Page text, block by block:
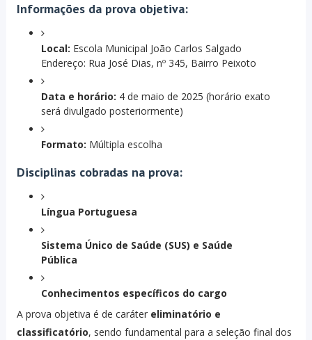
Informações da prova objetiva:
Local: Escola Municipal João Carlos Salgado
Endereço: Rua José Dias, nº 345, Bairro Peixoto
Data e horário: 4 de maio de 2025 (horário exato
será divulgado posteriormente)
Formato: Múltipla escolha
Disciplinas cobradas na prova:
Língua Portuguesa
Sistema Único de Saúde (SUS) e Saúde
Pública
Conhecimentos específicos do cargo
A prova objetiva é de caráter eliminatório e
classificatório, sendo fundamental para a seleção final dos